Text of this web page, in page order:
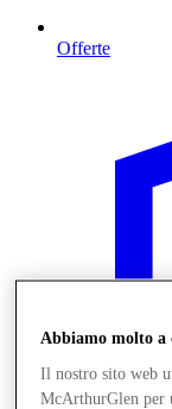
Offerte
Abbiamo molto a
Il nostro sito web
McArthurGlen per